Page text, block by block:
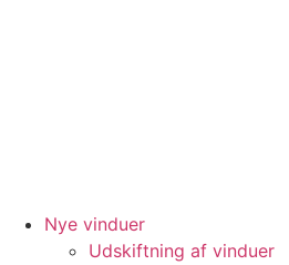
Nye vinduer
Udskiftning af vinduer